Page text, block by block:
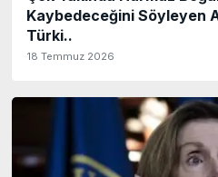
Kaybedeceğini Söyleyen
Türki..
18 Temmuz 2026